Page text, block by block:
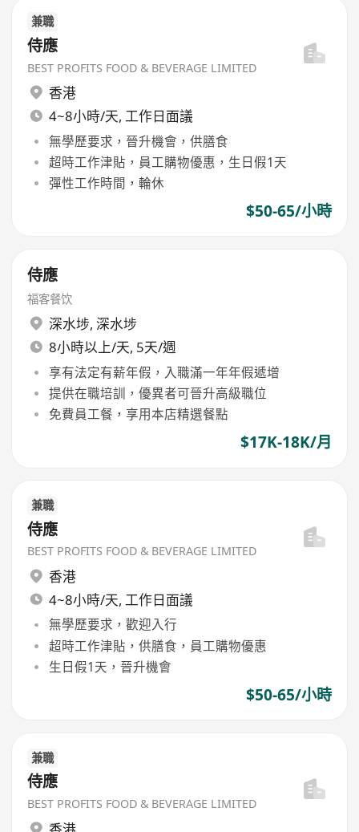
兼職
侍應
BEST PROFITS FOOD & BEVERAGE LIMITED
香港
4~8小時/天, 工作日面議
無學歷要求，晉升機會，供膳食
超時工作津貼，員工購物優惠，生日假1天
彈性工作時間，輪休
$50-65/小時
侍應
福客餐饮
深水埗, 深水埗
8小時以上/天, 5天/週
享有法定有薪年假，入職滿一年年假遞增
提供在職培訓，優異者可晉升高級職位
免費員工餐，享用本店精選餐點
$17K-18K/月
兼職
侍應
BEST PROFITS FOOD & BEVERAGE LIMITED
香港
4~8小時/天, 工作日面議
無學歷要求，歡迎入行
超時工作津貼，供膳食，員工購物優惠
生日假1天，晉升機會
$50-65/小時
兼職
侍應
BEST PROFITS FOOD & BEVERAGE LIMITED